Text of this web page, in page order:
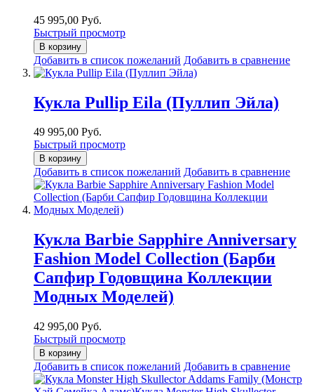
45 995,00 Руб.
Быстрый просмотр
В корзину
Добавить в список пожеланий Добавить в сравнение
Кукла Pullip Eila (Пуллип Эйла)
49 995,00 Руб.
Быстрый просмотр
В корзину
Добавить в список пожеланий Добавить в сравнение
Кукла Barbie Sapphire Anniversary
Fashion Model Collection (Барби
Сапфир Годовщина Коллекции
Модных Моделей)
42 995,00 Руб.
Быстрый просмотр
В корзину
Добавить в список пожеланий Добавить в сравнение